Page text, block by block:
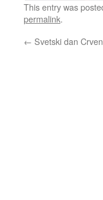
This entry was
permalink.
← Svetski dan